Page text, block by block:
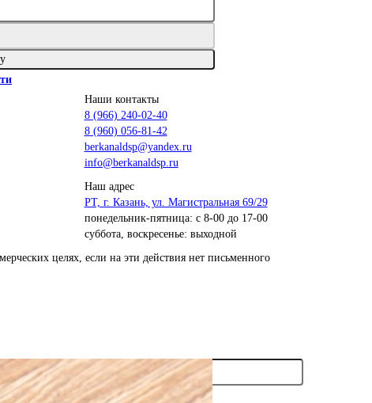
Наши контакты
8 (966) 240-02-40
8 (960) 056-81-42
berkanaldsp@yandex.ru
info@berkanaldsp.ru
Наш адрес
РТ, г. Казань, ул. Магистральная 69/29
понедельник-пятница: с 8-00 до 17-00
суббота, воскресенье: выходной
целях, если на эти действия нет письменного